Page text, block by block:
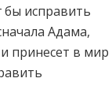
бы исправить
Адама,
принесет в мир